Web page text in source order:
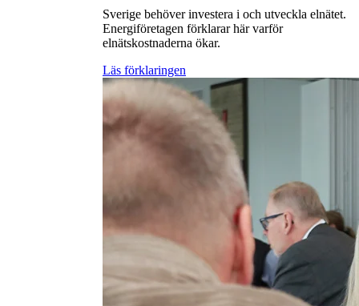
Sverige behöver investera i och utveckla elnätet.
Energiföretagen förklarar här varför
elnätskostnaderna ökar.
Läs förklaringen